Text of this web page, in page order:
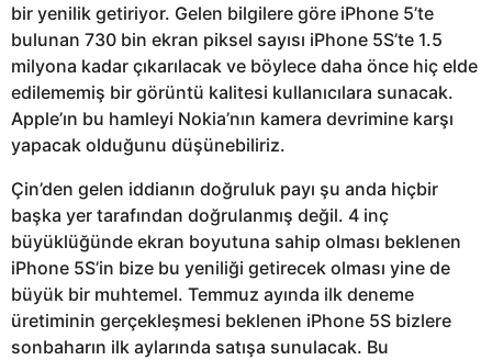
bir yenilik getiriyor. Gelen bilgilere göre iPhone 5’te
bulunan 730 bin ekran piksel sayısı iPhone 5S’te 1.5
milyona kadar çıkarılacak ve böylece daha önce hiç elde
edilememiş bir görüntü kalitesi kullanıcılara sunacak.
Apple’ın bu hamleyi Nokia’nın kamera devrimine karşı
yapacak olduğunu düşünebiliriz.
Çin’den gelen iddianın doğruluk payı şu anda hiçbir
başka yer tarafından doğrulanmış değil. 4 inç
büyüklüğünde ekran boyutuna sahip olması beklenen
iPhone 5S’in bize bu yeniliği getirecek olması yine de
büyük bir muhtemel. Temmuz ayında ilk deneme
üretiminin gerçekleşmesi beklenen iPhone 5S bizlere
sonbaharın ilk aylarında satışa sunulacak. Bu